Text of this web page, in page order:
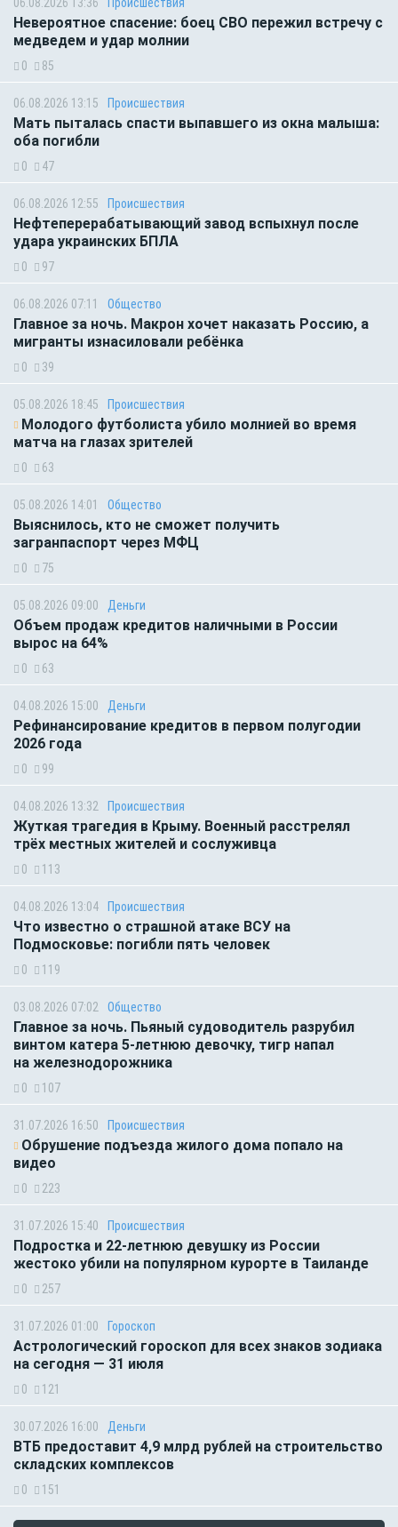
06.08.2026 13:36 Происшествия
Невероятное спасение: боец СВО пережил встречу с
медведем и удар молнии
0 85
06.08.2026 13:15 Происшествия
Мать пыталась спасти выпавшего из окна малыша:
оба погибли
0 47
06.08.2026 12:55 Происшествия
Нефтеперерабатывающий завод вспыхнул после
удара украинских БПЛА
0 97
06.08.2026 07:11 Общество
Главное за ночь. Макрон хочет наказать Россию, а
мигранты изнасиловали ребёнка
0 39
05.08.2026 18:45 Происшествия
Молодого футболиста убило молнией во время
матча на глазах зрителей
0 63
05.08.2026 14:01 Общество
Выяснилось, кто не сможет получить
загранпаспорт через МФЦ
0 75
05.08.2026 09:00 Деньги
Объем продаж кредитов наличными в России
вырос на 64%
0 63
04.08.2026 15:00 Деньги
Рефинансирование кредитов в первом полугодии
2026 года
0 99
04.08.2026 13:32 Происшествия
Жуткая трагедия в Крыму. Военный расстрелял
трёх местных жителей и сослуживца
0 113
04.08.2026 13:04 Происшествия
Что известно о страшной атаке ВСУ на
Подмосковье: погибли пять человек
0 119
03.08.2026 07:02 Общество
Главное за ночь. Пьяный судоводитель разрубил
винтом катера 5-летнюю девочку, тигр напал
на железнодорожника
0 107
31.07.2026 16:50 Происшествия
Обрушение подъезда жилого дома попало на
видео
0 223
31.07.2026 15:40 Происшествия
Подростка и 22-летнюю девушку из России
жестоко убили на популярном курорте в Таиланде
0 257
31.07.2026 01:00 Гороскоп
Астрологический гороскоп для всех знаков зодиака
на сегодня — 31 июля
0 121
30.07.2026 16:00 Деньги
ВТБ предоставит 4,9 млрд рублей на строительство
складских комплексов
0 151